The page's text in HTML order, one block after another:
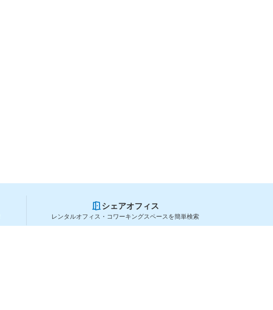
シェアオフィス
レンタルオフィス・コワーキングスペースを簡単検索